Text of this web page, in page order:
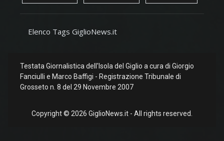
Elenco Tags GiglioNews.it
Testata Giornalistica dell'Isola del Giglio a cura di Giorgio
Fanciulli e Marco Baffigi - Registrazione Tribunale di
Grosseto n. 8 del 29 Novembre 2007
Copyright © 2026 GiglioNews.it - All rights reserved.